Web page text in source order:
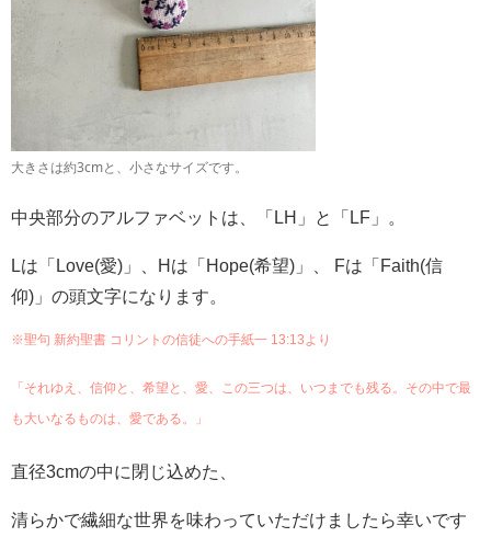
大きさは約3cmと、小さなサイズです。
中央部分のアルファベットは、「LH」と「LF」。
Lは「Love(愛)」、Hは「Hope(希望)」、 Fは「Faith(信
仰)」の頭文字になります。
※聖句 新約聖書 コリントの信徒への手紙一 13:13より
「それゆえ、信仰と、希望と、愛、この三つは、いつまでも残る。その中で最
も大いなるものは、愛である。」
直径3cmの中に閉じ込めた、
清らかで繊細な世界を味わっていただけましたら幸いです